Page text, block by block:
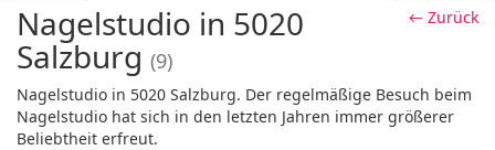
← Zurück
Nagelstudio in 5020
Salzburg (9)
Nagelstudio in 5020 Salzburg. Der regelmäßige Besuch beim
Nagelstudio hat sich in den letzten Jahren immer größerer
Beliebtheit erfreut.